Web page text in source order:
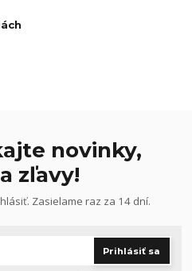
novinky,
zľavy!
Zasielame raz za 14 dní.
Prihlásiť sa